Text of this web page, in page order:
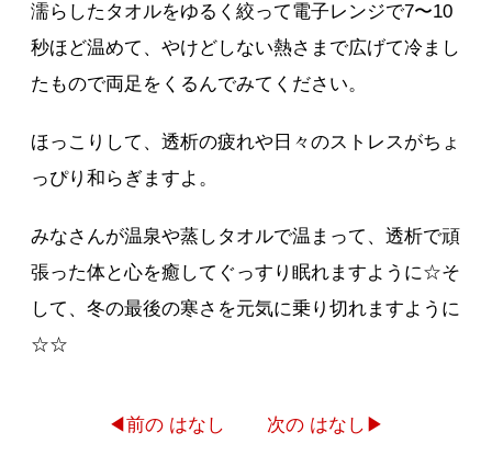
濡らしたタオルをゆるく絞って電子レンジで7〜10
秒ほど温めて、やけどしない熱さまで広げて冷まし
たもので両足をくるんでみてください。
ほっこりして、透析の疲れや日々のストレスがちょ
っぴり和らぎますよ。
みなさんが温泉や蒸しタオルで温まって、透析で頑
張った体と心を癒してぐっすり眠れますように☆そ
して、冬の最後の寒さを元気に乗り切れますように
☆☆
◀前の はなし 次の はなし▶